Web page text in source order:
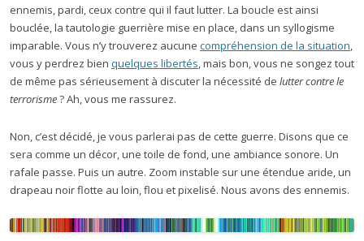
ennemis, pardi, ceux contre qui il faut lutter. La boucle est ainsi
bouclée, la tautologie guerrière mise en place, dans un syllogisme
imparable. Vous n’y trouverez aucune compréhension de la situation,
vous y perdrez bien quelques libertés, mais bon, vous ne songez tout
de même pas sérieusement à discuter la nécessité de lutter contre le
terrorisme? Ah, vous me rassurez.
Non, c’est décidé, je vous parlerai pas de cette guerre. Disons que ce
sera comme un décor, une toile de fond, une ambiance sonore. Un
rafale passe. Puis un autre. Zoom instable sur une étendue aride, un
drapeau noir flotte au loin, flou et pixelisé. Nous avons des ennemis.